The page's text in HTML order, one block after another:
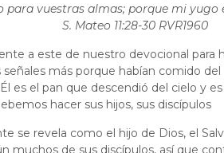
para vuestras almas; porque mi yugo
‭‭S. Mateo‬ ‭11:28-30‬ ‭RVR1960‬‬
a este de nuestro devocional
más porque habían comido
es el pan que descendió del cielo y
hacer sus hijos, sus discípulos
se revela como el hijo de Dios, el
muchos de sus discípulos, así que